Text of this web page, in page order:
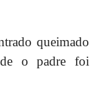
queimado
o padre foi